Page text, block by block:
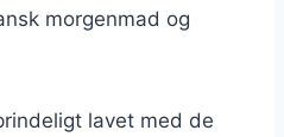
morgenmad og
lavet med de